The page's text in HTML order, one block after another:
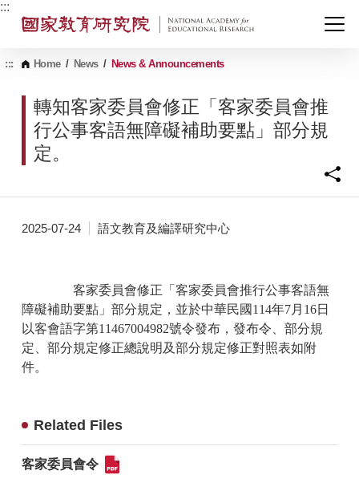
G
C
e
:::
::: Home / News / News & Announcements
轉知客家委員會修正「客家委員會推
行公事客語無障礙補助要點」部分規
定。
2025-07-24 語文教育及編譯研究中心
客家委員會修正「客家委員會推行公事客語無
障礙補助要點」部分規定，並於中華民國114年7月16日
以客會語字第11467004982號令發布，發布令、部分規
定、部分規定修正總說明及部分規定修正對照表如附
件。
Related Files
客家委員會令